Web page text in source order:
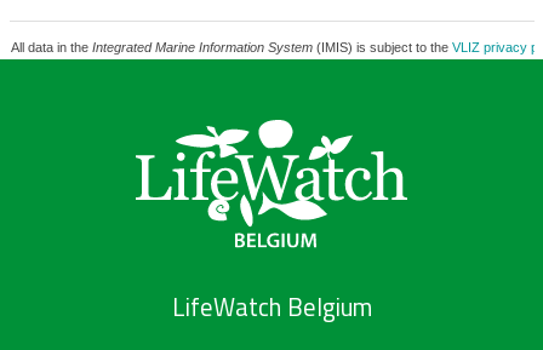
All data in the Integrated Marine Information System(IMIS) is subject to the VLIZ privacy
LifeWatch Belgium